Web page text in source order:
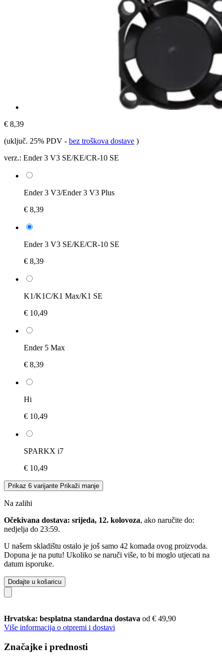
€ 8,39
(uključ. 25% PDV - bez troškova dostave )
verz.: Ender 3 V3 SE/KE/CR-10 SE
Ender 3 V3/Ender 3 V3 Plus
€ 8,39
Ender 3 V3 SE/KE/CR-10 SE
€ 8,39
K1/K1C/K1 Max/K1 SE
€ 10,49
Ender 5 Max
€ 8,39
Hi
€ 10,49
SPARKX i7
€ 10,49
Prikaz 6 varijante Prikaži manje
Na zalihi
Očekivana dostava: srijeda, 12. kolovoza, ako naručite do:
nedjelja do 23:59.
U našem skladištu ostalo je još samo 42 komada ovog proizvoda.
Dopuna je na putu! Ukoliko se naruči više, to bi moglo utjecati na
datum isporuke.
Dodajte u košaricu
Hrvatska: besplatna standardna dostava od € 49,90
Više informacija o otpremi i dostavi
Značajke i prednosti